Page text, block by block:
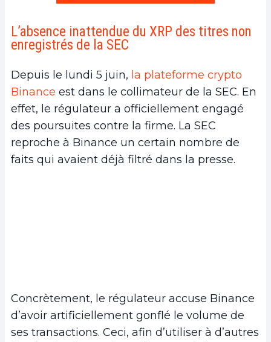
L’absence inattendue du XRP des titres non
enregistrés de la SEC
Depuis le lundi 5 juin, la plateforme crypto
Binance est dans le collimateur de la SEC. En
effet, le régulateur a officiellement engagé
des poursuites contre la firme. La SEC
reproche à Binance un certain nombre de
faits qui avaient déjà filtré dans la presse.
Concrètement, le régulateur accuse Binance
d’avoir artificiellement gonflé le volume de
ses transactions. Ceci, afin d’utiliser à d’autres